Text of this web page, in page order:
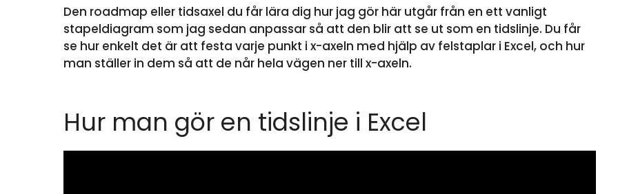
Den roadmap eller tidsaxel du får lära dig hur jag gör här utgår från en ett vanligt
stapeldiagram som jag sedan anpassar så att den blir att se ut som en tidslinje. Du får
se hur enkelt det är att festa varje punkt i x-axeln med hjälp av felstaplar i Excel, och hur
man ställer in dem så att de når hela vägen ner till x-axeln.
Hur man gör en tidslinje i Excel